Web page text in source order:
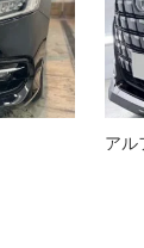
アル